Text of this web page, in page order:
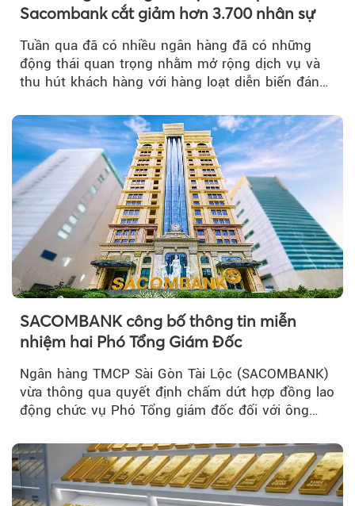
Sacombank cắt giảm hơn 3.700 nhân sự
Tuần qua đã có nhiều ngân hàng đã có những
động thái quan trọng nhằm mở rộng dịch vụ và
thu hút khách hàng với hàng loạt diễn biến đáng
SACOMBANK công bố thông tin miễn
nhiệm hai Phó Tổng Giám Đốc
Ngân hàng TMCP Sài Gòn Tài Lộc (SACOMBANK)
vừa thông qua quyết định chấm dứt hợp đồng lao
động chức vụ Phó Tổng giám đốc đối với ông